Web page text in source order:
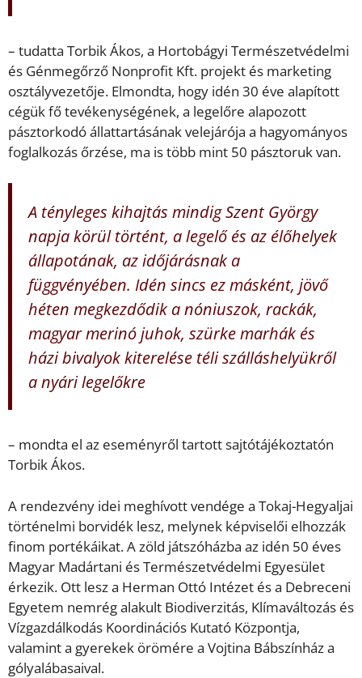
– tudatta Torbik Ákos, a Hortobágyi Természetvédelmi
és Génmegőrző Nonprofit Kft. projekt és marketing
osztályvezetője. Elmondta, hogy idén 30 éve alapított
cégük fő tevékenységének, a legelőre alapozott
pásztorkodó állattartásának velejárója a hagyományos
foglalkozás őrzése, ma is több mint 50 pásztoruk van.
A tényleges kihajtás mindig Szent György
napja körül történt, a legelő és az élőhelyek
állapotának, az időjárásnak a
függvényében. Idén sincs ez másként, jövő
héten megkezdődik a nóniuszok, rackák,
magyar merinó juhok, szürke marhák és
házi bivalyok kiterelése téli szálláshelyükről
a nyári legelőkre
– mondta el az eseményről tartott sajtótájékoztatón
Torbik Ákos.
A rendezvény idei meghívott vendége a Tokaj-Hegyaljai
történelmi borvidék lesz, melynek képviselői elhozzák
finom portékáikat. A zöld játszóházba az idén 50 éves
Magyar Madártani és Természetvédelmi Egyesület
érkezik. Ott lesz a Herman Ottó Intézet és a Debreceni
Egyetem nemrég alakult Biodiverzitás, Klímaváltozás és
Vízgazdálkodás Koordinációs Kutató Központja,
valamint a gyerekek örömére a Vojtina Bábszínház a
gólyalábasaival.